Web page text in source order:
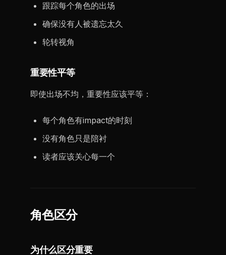
跟踪每个角色的出场
确保没有人被遗忘太久
轮转视角
重要性平等
即使出场不均，重要性应该平等：
每个角色有impact的时刻
没有角色只是陪衬
读者应该关心每一个
角色区分
为什么区分重要